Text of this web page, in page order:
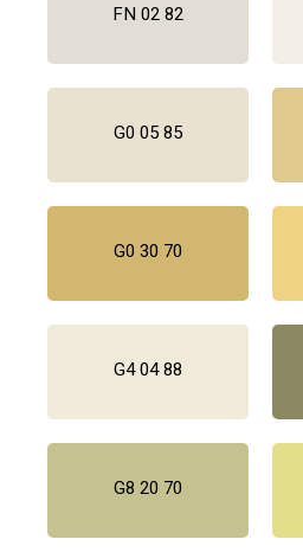
FN 02 82
G0 05 85
G0 30 70
G4 04 88
G8 20 70